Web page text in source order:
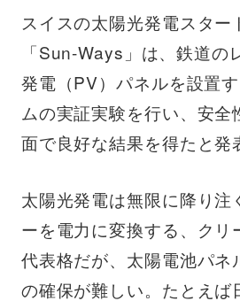
スイスの太陽光発電スター
「Sun-Ways」は、鉄道の
発電（PV）パネルを設置
ムの実証実験を行い、安全
面で良好な結果を得たと発
太陽光発電は無限に降り注
ーを電力に変換する、クリ
代表格だが、太陽電池パネ
の確保が難しい。たとえば